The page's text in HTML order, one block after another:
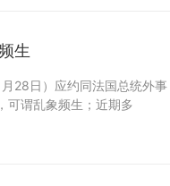
生
28日）应约同法国总统外事
可谓乱象频生；近期多